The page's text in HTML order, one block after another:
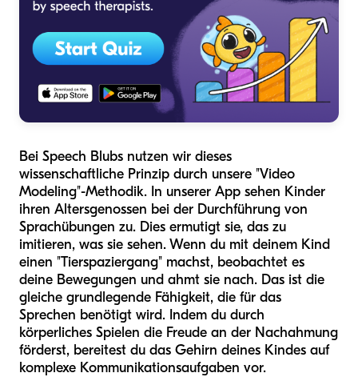
Bei Speech Blubs nutzen wir dieses
wissenschaftliche Prinzip durch unsere "Video
Modeling"-Methodik. In unserer App sehen Kinder
ihren Altersgenossen bei der Durchführung von
Sprachübungen zu. Dies ermutigt sie, das zu
imitieren, was sie sehen. Wenn du mit deinem Kind
einen "Tierspaziergang" machst, beobachtet es
deine Bewegungen und ahmt sie nach. Das ist die
gleiche grundlegende Fähigkeit, die für das
Sprechen benötigt wird. Indem du durch
körperliches Spielen die Freude an der Nachahmung
förderst, bereitest du das Gehirn deines Kindes auf
komplexe Kommunikationsaufgaben vor.